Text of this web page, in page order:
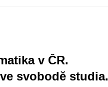
v ČR.
svobodě studia.